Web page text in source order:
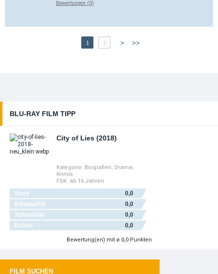
Bewertungen (0)
1 2 > >>
BLU-RAY FILM TIPP
City of Lies (2018)
Kategorie: Biografien, Drama,
Krimis
FSK: ab 16 Jahren
Story
0,0
Bildqualität
0,0
Tonqualität
0,0
Extras
0,0
Bewertung(en) mit ø 0,0 Punkten
FILM SUCHEN